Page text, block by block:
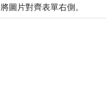
將圖片對齊表單右側。